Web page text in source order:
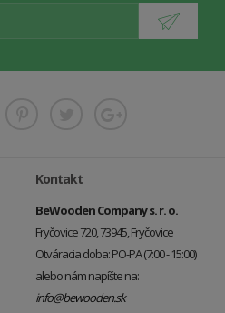
Kontakt
BeWooden Company s. r. o.
Fryčovice 720, 73945, Fryčovice
Otváracia doba: PO-PA (7:00 - 15:00)
alebo nám napíšte na:
info@bewooden.sk